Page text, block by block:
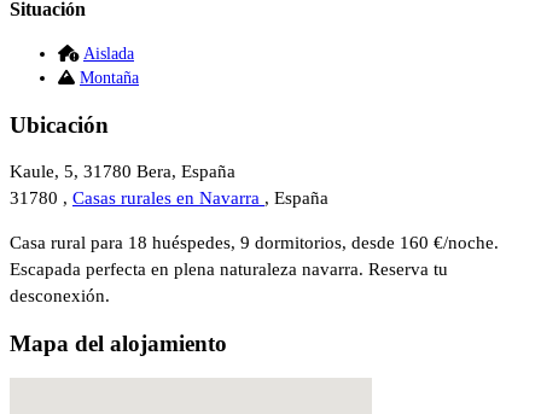
Situación
Aislada
Montaña
Ubicación
Kaule, 5, 31780 Bera, España
31780 , Casas rurales en Navarra , España
Casa rural para 18 huéspedes, 9 dormitorios, desde 160 €/noche.
Escapada perfecta en plena naturaleza navarra. Reserva tu
desconexión.
Mapa del alojamiento